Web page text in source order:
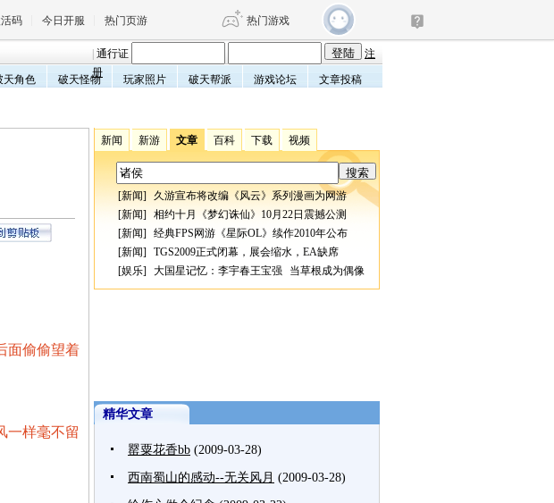
码 今日开服 热门页游 热门游戏
天堂 剑网3旗舰版 新天龙八部
王权与自由 诛仙世界 仙剑世界
通行证
注
册
天角色 破天怪物 玩家照片 破天帮派 游戏论坛 文章投稿
面偷偷望着
一样毫不留
新闻 新游 文章 百科 下载 视频
[新闻] 久游宣布将改编《风云》系列漫画为网游
[新闻] 相约十月《梦幻诛仙》10月22日震撼公测
[新闻] 经典FPS网游《星际OL》续作2010年公布
[新闻] TGS2009正式闭幕，展会缩水，EA缺席
[娱乐] 大国星记忆：李宇春王宝强 当草根成为偶像
精华文章
罂粟花香bb (2009-03-28)
西南蜀山的感动--无关风月 (2009-03-28)